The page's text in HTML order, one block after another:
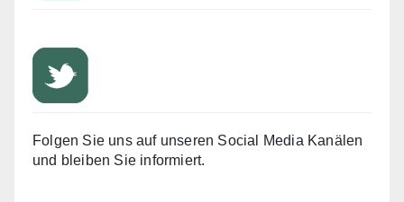
Folgen Sie uns auf unseren Social Media Kanälen
und bleiben Sie informiert.